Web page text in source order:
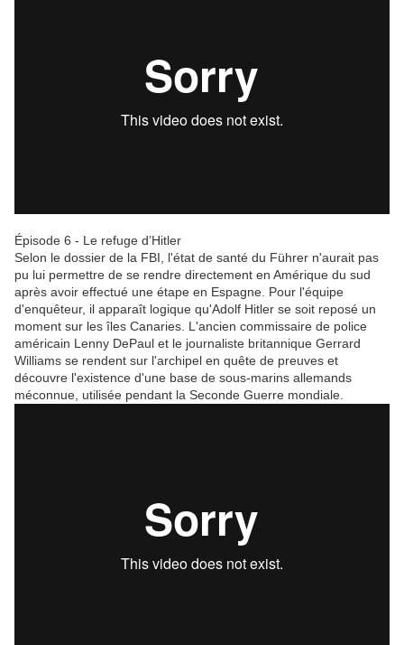
Épisode 6 - Le refuge d’Hitler
Selon le dossier de la FBI, l'état de santé du Führer n'aurait pas
pu lui permettre de se rendre directement en Amérique du sud
après avoir effectué une étape en Espagne. Pour l'équipe
d'enquêteur, il apparaît logique qu'Adolf Hitler se soit reposé un
moment sur les îles Canaries. L'ancien commissaire de police
américain Lenny DePaul et le journaliste britannique Gerrard
Williams se rendent sur l'archipel en quête de preuves et
découvre l'existence d'une base de sous-marins allemands
méconnue, utilisée pendant la Seconde Guerre mondiale.